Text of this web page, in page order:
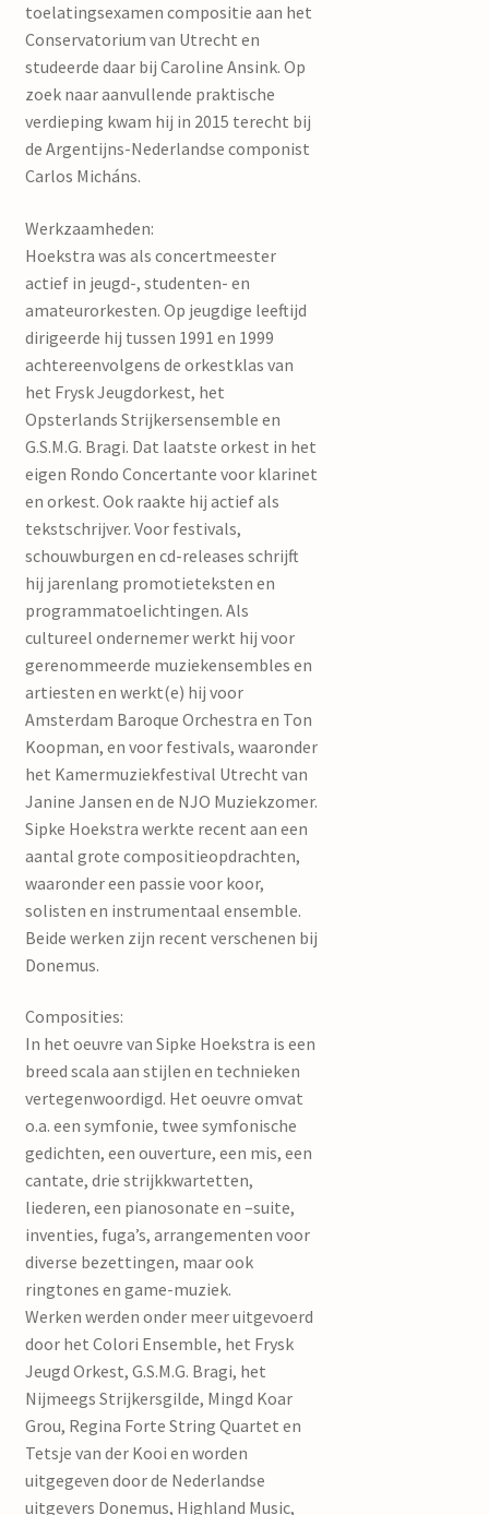
toelatingsexamen compositie aan het
Conservatorium van Utrecht en
studeerde daar bij Caroline Ansink. Op
zoek naar aanvullende praktische
verdieping kwam hij in 2015 terecht bij
de Argentijns-Nederlandse componist
Carlos Micháns.
Werkzaamheden:
Hoekstra was als concertmeester
actief in jeugd-, studenten- en
amateurorkesten. Op jeugdige leeftijd
dirigeerde hij tussen 1991 en 1999
achtereenvolgens de orkestklas van
het Frysk Jeugdorkest, het
Opsterlands Strijkersensemble en
G.S.M.G. Bragi. Dat laatste orkest in het
eigen Rondo Concertante voor klarinet
en orkest. Ook raakte hij actief als
tekstschrijver. Voor festivals,
schouwburgen en cd-releases schrijft
hij jarenlang promotieteksten en
programmatoelichtingen. Als
cultureel ondernemer werkt hij voor
gerenommeerde muziekensembles en
artiesten en werkt(e) hij voor
Amsterdam Baroque Orchestra en Ton
Koopman, en voor festivals, waaronder
het Kamermuziekfestival Utrecht van
Janine Jansen en de NJO Muziekzomer.
Sipke Hoekstra werkte recent aan een
aantal grote compositieopdrachten,
waaronder een passie voor koor,
solisten en instrumentaal ensemble.
Beide werken zijn recent verschenen bij
Donemus.
Composities:
In het oeuvre van Sipke Hoekstra is een
breed scala aan stijlen en technieken
vertegenwoordigd. Het oeuvre omvat
o.a. een symfonie, twee symfonische
gedichten, een ouverture, een mis, een
cantate, drie strijkkwartetten,
liederen, een pianosonate en –suite,
inventies, fuga’s, arrangementen voor
diverse bezettingen, maar ook
ringtones en game-muziek.
Werken werden onder meer uitgevoerd
door het Colori Ensemble, het Frysk
Jeugd Orkest, G.S.M.G. Bragi, het
Nijmeegs Strijkersgilde, Mingd Koar
Grou, Regina Forte String Quartet en
Tetsje van der Kooi en worden
uitgegeven door de Nederlandse
uitgevers Donemus, Highland Music,